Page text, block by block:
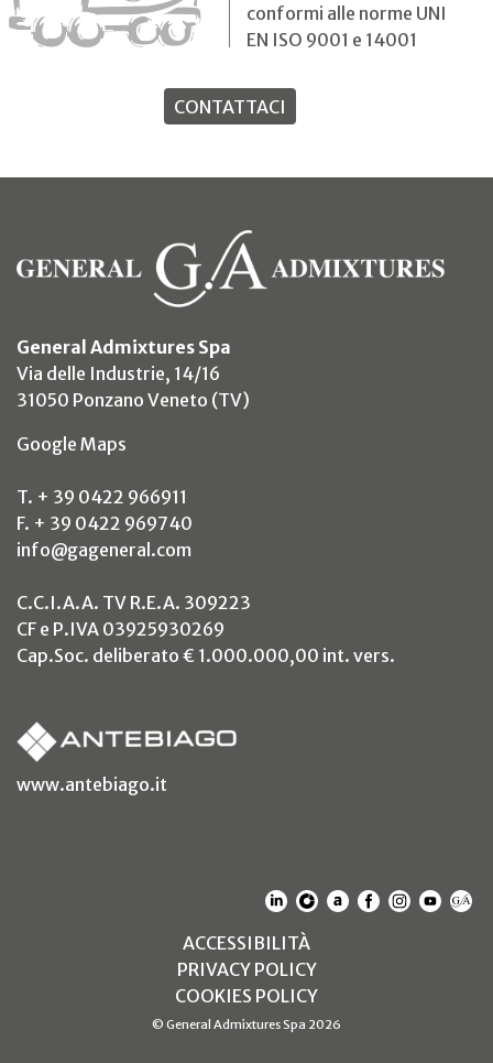
conformi alle norme UNI
EN ISO 9001 e 14001
CONTATTACI
General Admixtures Spa
Via delle Industrie, 14/16
31050 Ponzano Veneto (TV)
Google Maps
T. + 39 0422 966911
F. + 39 0422 969740
info@gageneral.com
C.C.I.A.A. TV R.E.A. 309223
CF e P.IVA 03925930269
Cap.Soc. deliberato € 1.000.000,00 int. vers.
www.antebiago.it
(SI APRE IN UN NUOVO
(SI APRE IN UN
(SI APRE IN UN
(SI APRE IN
(SI APRE
(SI
ACCESSIBILITÀ(SI APRE IN UN
PRIVACY POLICY(SI APRE IN UN
COOKIES POLICY(SI APRE IN UN
© General Admixtures Spa 2026